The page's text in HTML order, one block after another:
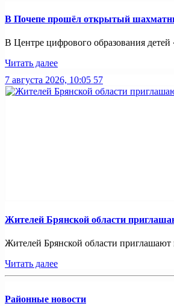
В Почепе прошёл открытый
В Центре цифрового образования
Читать далее
7 августа 2026, 10:05 57
Жителей Брянской области
Жителей Брянской области
Читать далее
Районные новости